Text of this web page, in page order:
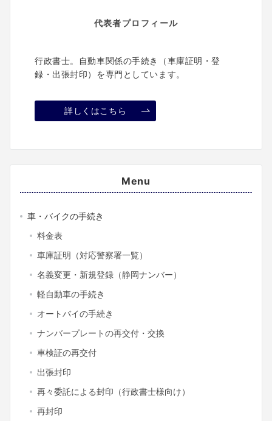
代表者プロフィール
行政書士。自動車関係の手続き（車庫証明・登
録・出張封印）を専門としています。
詳しくはこちら
Menu
車・バイクの手続き
料金表
車庫証明（対応警察署一覧）
名義変更・新規登録（静岡ナンバー）
軽自動車の手続き
オートバイの手続き
ナンバープレートの再交付・交換
車検証の再交付
出張封印
再々委託による封印（行政書士様向け）
再封印